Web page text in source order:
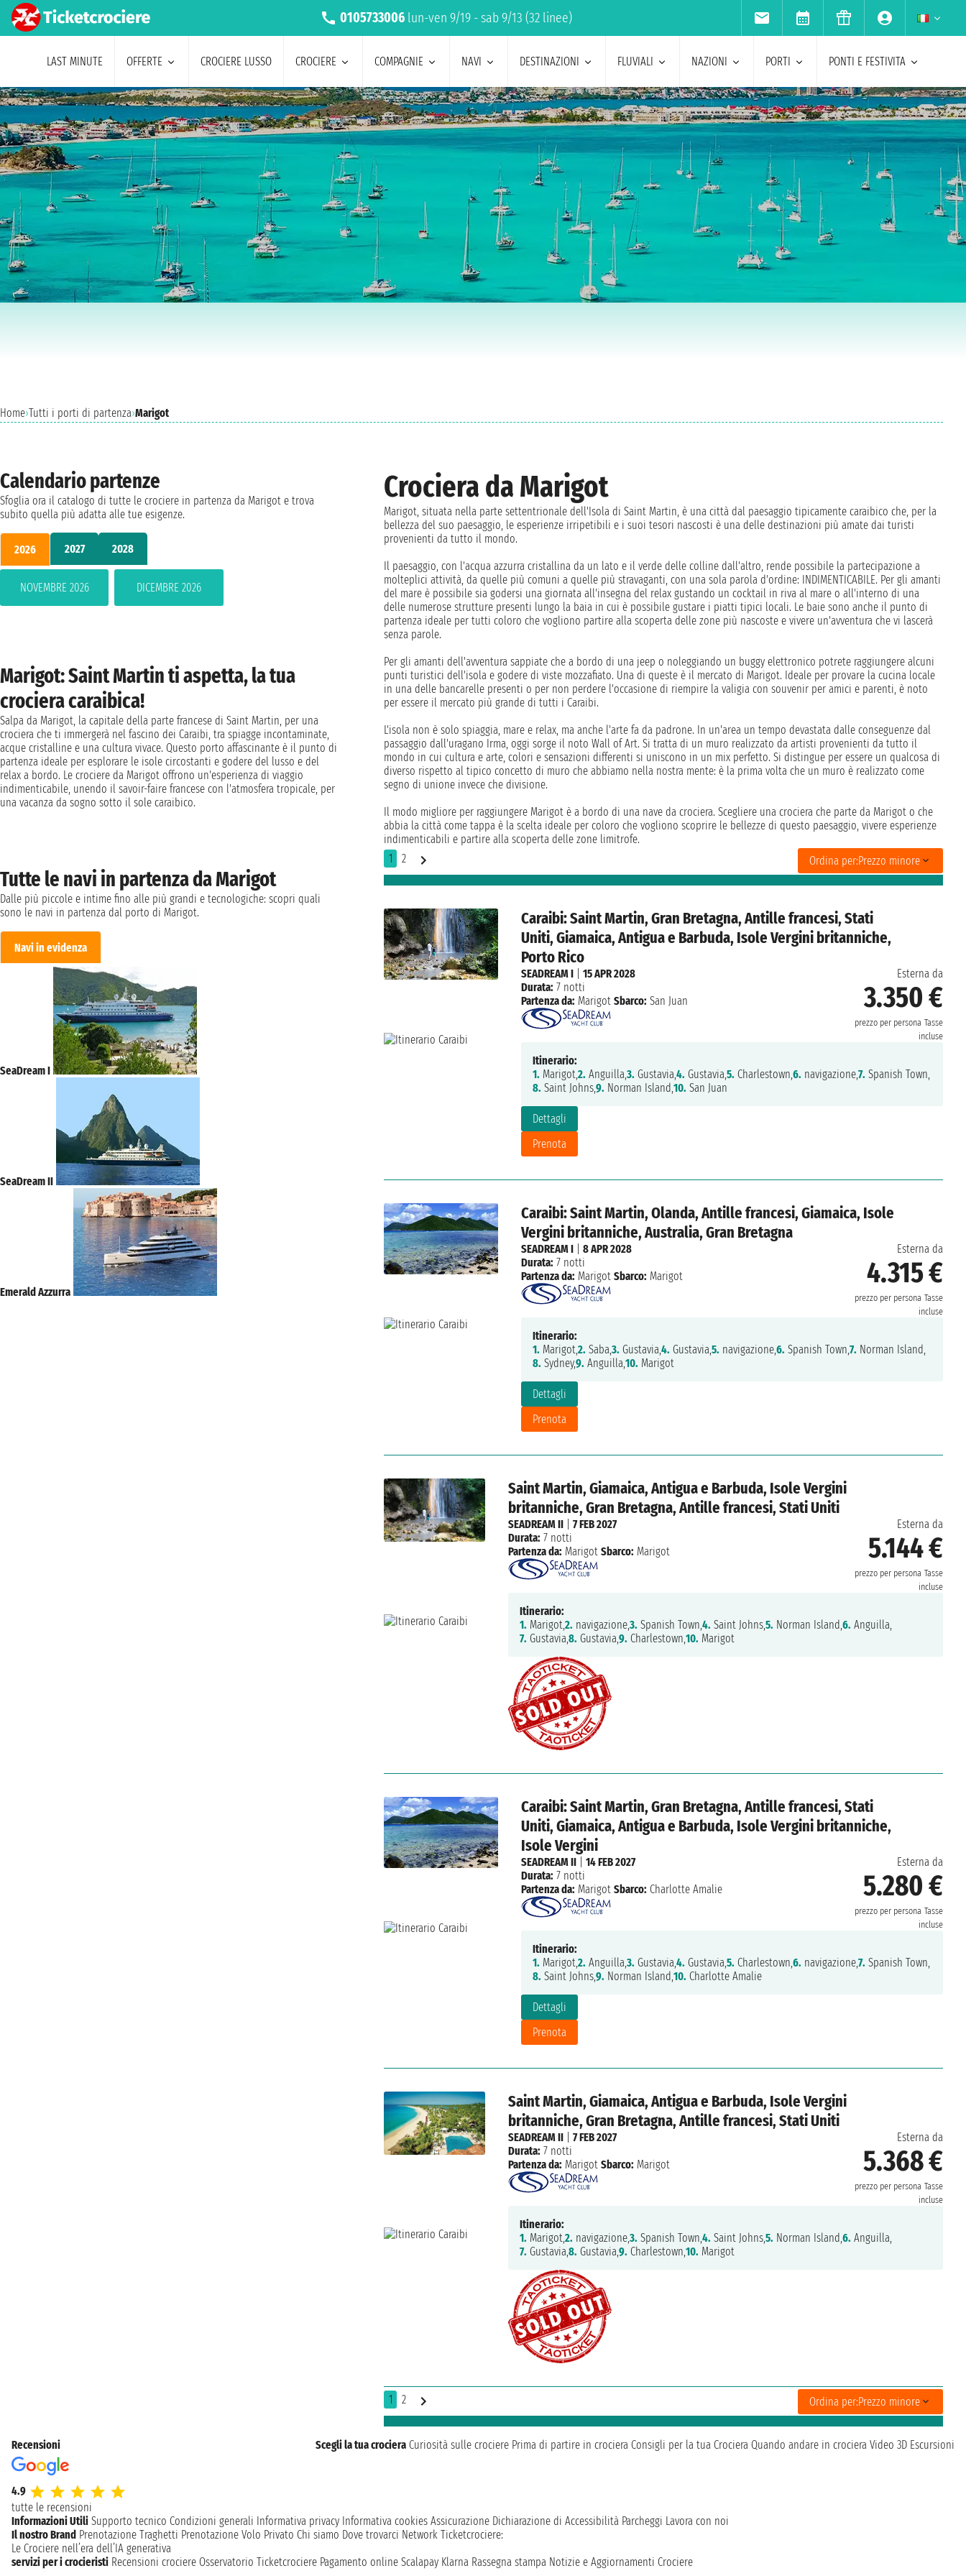
0105733006 lun-ven 9/19 - sab 9/13 (32 linee)
LAST MINUTE OFFERTE CROCIERE LUSSO CROCIERE COMPAGNIE NAVI DESTINAZIONI FLUVIALI NAZIONI PORTI PONTI E FESTIVITA
Home›Tutti i porti di partenza›Marigot
Crociera da Marigot
Marigot, situata nella parte settentrionale dell'Isola di Saint Martin, è una città dal paesaggio tipicamente caraibico che, per la
bellezza del suo paesaggio, le esperienze irripetibili e i suoi tesori nascosti è una delle destinazioni più amate dai turisti
provenienti da tutto il mondo.
Il paesaggio, con l'acqua azzurra cristallina da un lato e il verde delle colline dall'altro, rende possibile la partecipazione a
molteplici attività, da quelle più comuni a quelle più stravaganti, con una sola parola d'ordine: INDIMENTICABILE. Per gli amanti
del mare è possibile sia godersi una giornata all'insegna del relax gustando un cocktail in riva al mare o all'interno di una
delle numerose strutture presenti lungo la baia in cui è possibile gustare i piatti tipici locali. Le baie sono anche il punto di
partenza ideale per tutti coloro che vogliono partire alla scoperta delle zone più nascoste e vivere un'avventura che vi lascerà
senza parole.
Per gli amanti dell'avventura sappiate che a bordo di una jeep o noleggiando un buggy elettronico potrete raggiungere alcuni
punti turistici dell'isola e godere di viste mozzafiato. Una di queste è il mercato di Marigot. Ideale per provare la cucina locale
in una delle bancarelle presenti o per non perdere l'occasione di riempire la valigia con souvenir per amici e parenti, è noto
per essere il mercato più grande di tutti i Caraibi.
L'isola non è solo spiaggia, mare e relax, ma anche l'arte fa da padrone. In un'area un tempo devastata dalle conseguenze dal
passaggio dall'uragano Irma, oggi sorge il noto Wall of Art. Si tratta di un muro realizzato da artisti provenienti da tutto il
mondo in cui cultura e arte, colori e sensazioni differenti si uniscono in un mix perfetto. Si distingue per essere un qualcosa di
diverso rispetto al tipico concetto di muro che abbiamo nella nostra mente: è la prima volta che un muro è realizzato come
segno di unione invece che divisione.
Il modo migliore per raggiungere Marigot è a bordo di una nave da crociera. Scegliere una crociera che parte da Marigot o che
abbia la città come tappa è la scelta ideale per coloro che vogliono scoprire le bellezze di questo paesaggio, vivere esperienze
indimenticabili e partire alla scoperta delle zone limitrofe.
1
2 Ordina per:Prezzo minore
Caraibi: Saint Martin, Gran Bretagna, Antille francesi, Stati
Uniti, Giamaica, Antigua e Barbuda, Isole Vergini britanniche,
Porto Rico
Esterna da
3.350 €
prezzo per persona Tasse
incluse
Dettagli
Prenota
SEADREAM I| 15 APR 2028
Durata: 7 notti
Partenza da: Marigot Sbarco: San Juan
Itinerario:
1. Marigot,2. Anguilla,3. Gustavia,4. Gustavia,5. Charlestown,6. navigazione,7. Spanish Town,
8. Saint Johns,9. Norman Island,10. San Juan
Caraibi: Saint Martin, Olanda, Antille francesi, Giamaica, Isole
Vergini britanniche, Australia, Gran Bretagna
Esterna da
4.315 €
prezzo per persona Tasse
incluse
Dettagli
Prenota
SEADREAM I| 8 APR 2028
Durata: 7 notti
Partenza da: Marigot Sbarco: Marigot
Itinerario:
1. Marigot,2. Saba,3. Gustavia,4. Gustavia,5. navigazione,6. Spanish Town,7. Norman Island,
8. Sydney,9. Anguilla,10. Marigot
Saint Martin, Giamaica, Antigua e Barbuda, Isole Vergini
britanniche, Gran Bretagna, Antille francesi, Stati Uniti
Esterna da
5.144 €
prezzo per persona Tasse
incluse
SEADREAM II |7 FEB 2027
Durata: 7 notti
Partenza da: Marigot Sbarco: Marigot
Itinerario:
1. Marigot,2. navigazione,3. Spanish Town,4. Saint Johns,5. Norman Island,6. Anguilla,
7. Gustavia,8. Gustavia,9. Charlestown,10. Marigot
Caraibi: Saint Martin, Gran Bretagna, Antille francesi, Stati
Uniti, Giamaica, Antigua e Barbuda, Isole Vergini britanniche,
Isole Vergini
Esterna da
5.280 €
prezzo per persona Tasse
incluse
Dettagli
Prenota
SEADREAM II| 14 FEB 2027
Durata: 7 notti
Partenza da: Marigot Sbarco: Charlotte Amalie
Itinerario:
1. Marigot,2. Anguilla,3. Gustavia,4. Gustavia,5. Charlestown,6. navigazione,7. Spanish Town,
8. Saint Johns,9. Norman Island,10. Charlotte Amalie
Saint Martin, Giamaica, Antigua e Barbuda, Isole Vergini
britanniche, Gran Bretagna, Antille francesi, Stati Uniti
Esterna da
5.368 €
prezzo per persona Tasse
incluse
SEADREAM II |7 FEB 2027
Durata: 7 notti
Partenza da: Marigot Sbarco: Marigot
Itinerario:
1. Marigot,2. navigazione,3. Spanish Town,4. Saint Johns,5. Norman Island,6. Anguilla,
7. Gustavia,8. Gustavia,9. Charlestown,10. Marigot
1 2 Ordina per:Prezzo minore
Calendario partenze
Sfoglia ora il catalogo di tutte le crociere in partenza da Marigot e trova
subito quella più adatta alle tue esigenze.
2026 2027 2028
NOVEMBRE 2026 DICEMBRE 2026
Marigot: Saint Martin ti aspetta, la tua
crociera caraibica!
Salpa da Marigot, la capitale della parte francese di Saint Martin, per una
crociera che ti immergerà nel fascino dei Caraibi, tra spiagge incontaminate,
acque cristalline e una cultura vivace. Questo porto affascinante è il punto di
partenza ideale per esplorare le isole circostanti e godere del lusso e del
relax a bordo. Le crociere da Marigot offrono un'esperienza di viaggio
indimenticabile, unendo il savoir-faire francese con l'atmosfera tropicale, per
una vacanza da sogno sotto il sole caraibico.
Tutte le navi in partenza da Marigot
Dalle più piccole e intime fino alle più grandi e tecnologiche: scopri quali
sono le navi in partenza dal porto di Marigot.
Navi in evidenza
SeaDream I
SeaDream II
Emerald Azzurra
Recensioni
4.9
tutte le recensioni
Scegli la tua crociera Curiosità sulle crociere Prima di partire in crociera Consigli per la tua Crociera Quando andare in crociera Video 3D Escursioni
Informazioni Utili Supporto tecnico Condizioni generali Informativa privacy Informativa cookies Assicurazione Dichiarazione di Accessibilità Parcheggi Lavora con noi
Il nostro Brand Prenotazione Traghetti Prenotazione Volo Privato Chi siamo Dove trovarci Network Ticketcrociere:
Le Crociere nell’era dell’IA generativa
servizi per i crocieristi Recensioni crociere Osservatorio Ticketcrociere Pagamento online Scalapay Klarna Rassegna stampa Notizie e Aggiornamenti Crociere